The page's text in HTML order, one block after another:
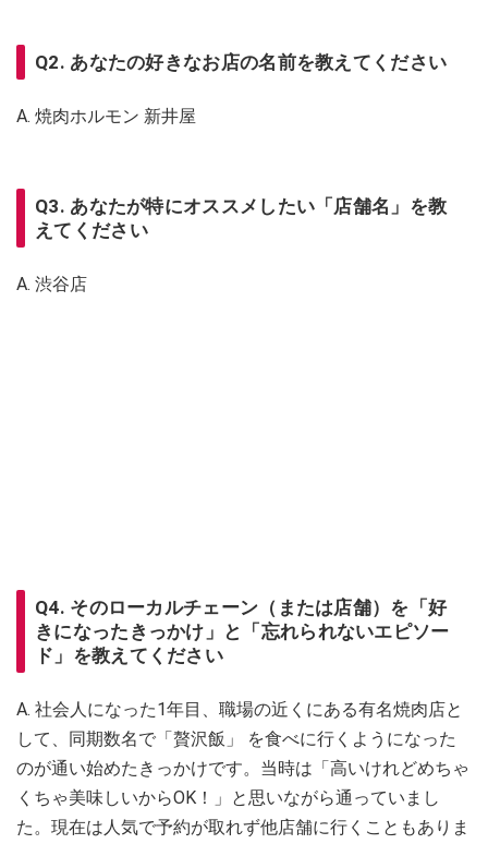
Q2. あなたの好きなお店の名前を教えてください
A. 焼肉ホルモン 新井屋
Q3. あなたが特にオススメしたい「店舗名」を教
えてください
A. 渋谷店
Q4. そのローカルチェーン（または店舗）を「好
きになったきっかけ」と「忘れられないエピソー
ド」を教えてください
A. 社会人になった1年目、職場の近くにある有名焼肉店と
して、同期数名で「贅沢飯」 を食べに行くようになった
のが通い始めたきっかけです。当時は「高いけれどめちゃ
くちゃ美味しいからOK！」と思いながら通っていまし
た。現在は人気で予約が取れず他店舗に行くこともありま